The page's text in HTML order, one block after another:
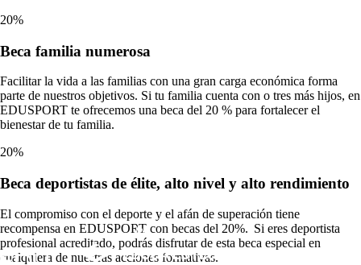
20%
Beca familia numerosa
Facilitar la vida a las familias con una gran carga económica forma
parte de nuestros objetivos. Si tu familia cuenta con o tres más hijos, en
EDUSPORT te ofrecemos una beca del 20 % para fortalecer el
bienestar de tu familia.
20%
Beca deportistas de élite, alto nivel y alto rendimiento
El compromiso con el deporte y el afán de superación tiene
recompensa en EDUSPORT con becas del 20%. Si eres deportista
profesional acreditado, podrás disfrutar de esta beca especial en
cualquiera de nuestras acciones formativas.